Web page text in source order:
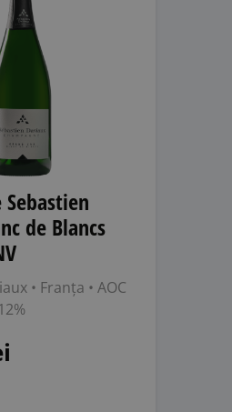
de Blancs
• Franța • AOC